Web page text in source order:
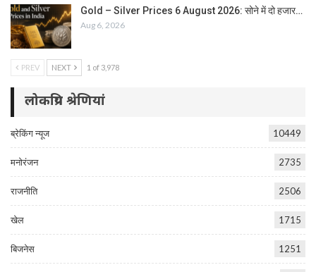
Gold – Silver Prices 6 August 2026: सोने में दो हजार…
Aug 6, 2026
PREV NEXT 1 of 3,978
लोकप्रिय श्रेणियां
ब्रेकिंग न्यूज 10449
मनोरंजन 2735
राजनीति 2506
खेल 1715
बिजनेस 1251